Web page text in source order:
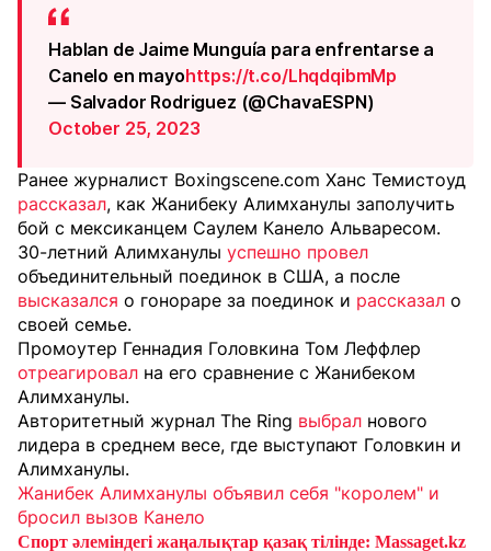
Hablan de Jaime Munguía para enfrentarse a
Canelo en mayohttps://t.co/LhqdqibmMp
— Salvador Rodriguez (@ChavaESPN)
October 25, 2023
Ранее журналист Boxingscene.com Ханс Темистоуд
рассказал, как Жанибеку Алимханулы заполучить
бой с мексиканцем Саулем Канело Альваресом.
30-летний Алимханулы успешно провел
объединительный поединок в США, а после
высказался о гонораре за поединок и рассказал о
своей семье.
Промоутер Геннадия Головкина Том Леффлер
отреагировал на его сравнение с Жанибеком
Алимханулы.
Авторитетный журнал The Ring выбрал нового
лидера в среднем весе, где выступают Головкин и
Алимханулы.
Жанибек Алимханулы объявил себя "королем" и
бросил вызов Канело
Спорт әлеміндегі жаңалықтар қазақ тілінде: Massaget.kz